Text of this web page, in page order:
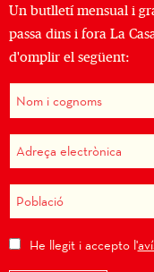
Un butlletí mensual i
passa dins i fora La
d'omplir el següent:
He llegit i accepto l'